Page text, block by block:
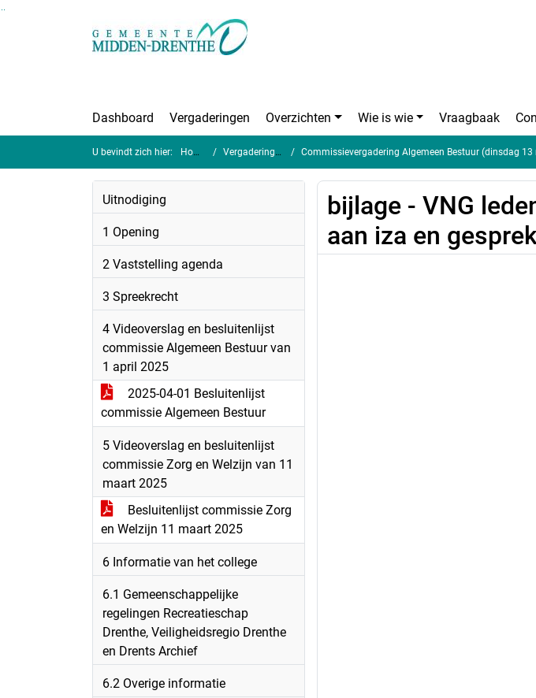
Dashboard Vergaderingen Overzichten Wie is wie Vraagbaak
U bevindt zich hier: Home Vergaderingen Commissievergadering Algemeen Bestuur (dinsdag 13
Uitnodiging
1 Opening
2 Vaststelling agenda
3 Spreekrecht
4 Videoverslag en besluitenlijst
commissie Algemeen Bestuur van
1 april 2025
2025-04-01 Besluitenlijst
commissie Algemeen Bestuur
5 Videoverslag en besluitenlijst
commissie Zorg en Welzijn van 11
maart 2025
Besluitenlijst commissie Zorg
en Welzijn 11 maart 2025
6 Informatie van het college
6.1 Gemeenschappelijke
regelingen Recreatieschap
Drenthe, Veiligheidsregio Drenthe
en Drents Archief
6.2 Overige informatie
bijlage - VNG
aan iza en